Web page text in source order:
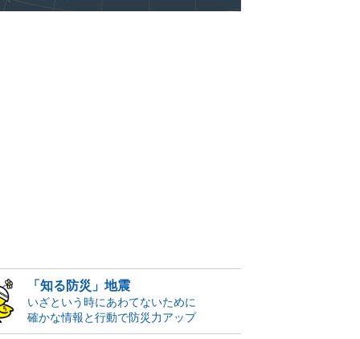
「知る防災」地震
いざという時にあわてないために
確かな情報と行動で防災力アップ